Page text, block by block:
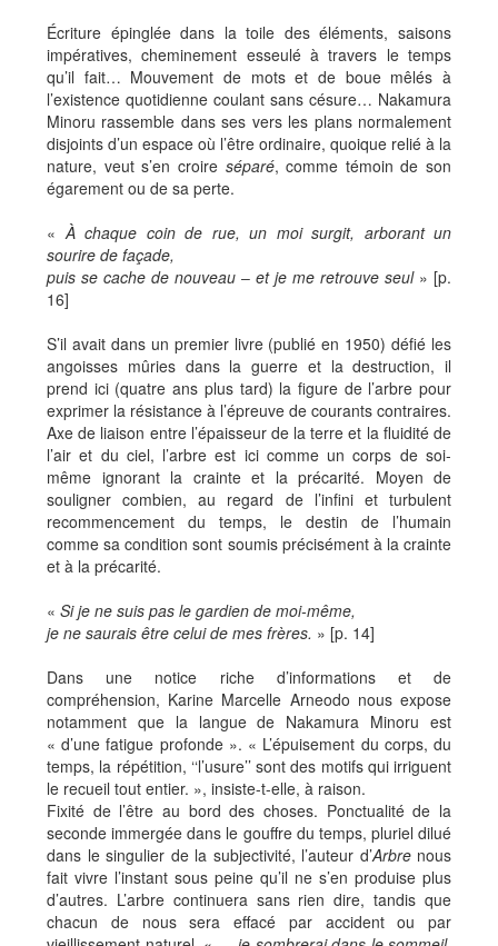
Écriture épinglée dans la toile des éléments, saisons
impératives, cheminement esseulé à travers le temps
qu’il fait… Mouvement de mots et de boue mêlés à
l’existence quotidienne coulant sans césure… Nakamura
Minoru rassemble dans ses vers les plans normalement
disjoints d’un espace où l’être ordinaire, quoique relié à la
nature, veut s’en croire séparé, comme témoin de son
égarement ou de sa perte.
«À chaque coin de rue, un moi surgit, arborant un
sourire de façade,
puis se cache de nouveau ‒ et je me retrouve seul » [p.
16]
S’il avait dans un premier livre (publié en 1950) défié les
angoisses mûries dans la guerre et la destruction, il
prend ici (quatre ans plus tard) la figure de l’arbre pour
exprimer la résistance à l’épreuve de courants contraires.
Axe de liaison entre l’épaisseur de la terre et la fluidité de
l’air et du ciel, l’arbre est ici comme un corps de soi-
même ignorant la crainte et la précarité. Moyen de
souligner combien, au regard de l’infini et turbulent
recommencement du temps, le destin de l’humain
comme sa condition sont soumis précisément à la crainte
et à la précarité.
« Si je ne suis pas le gardien de moi-même,
je ne saurais être celui de mes frères. » [p. 14]
Dans une notice riche d’informations et de
compréhension, Karine Marcelle Arneodo nous expose
notamment que la langue de Nakamura Minoru est
« d’une fatigue profonde ». « L’épuisement du corps, du
temps, la répétition, ‘‘l’usure’’ sont des motifs qui irriguent
le recueil tout entier. », insiste-t-elle, à raison.
Fixité de l’être au bord des choses. Ponctualité de la
seconde immergée dans le gouffre du temps, pluriel dilué
dans le singulier de la subjectivité, l’auteur d’Arbrenous
fait vivre l’instant sous peine qu’il ne s’en produise plus
d’autres. L’arbre continuera sans rien dire, tandis que
chacun de nous sera effacé par accident ou par